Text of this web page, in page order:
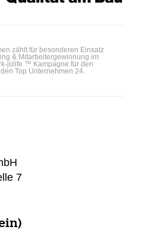
zählt für besonderen Einsatz
& Mitarbeitergewinnung im
jülife.™ Kampagne für den
Top Unternehmen 24.
7